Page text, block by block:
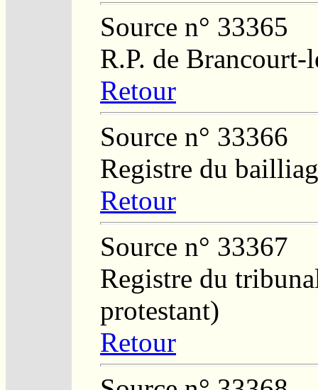
Source n° 33365
R.P. de Brancourt-
Retour
Source n° 33366
Registre du
Retour
Source n° 33367
Registre du
protestant)
Retour